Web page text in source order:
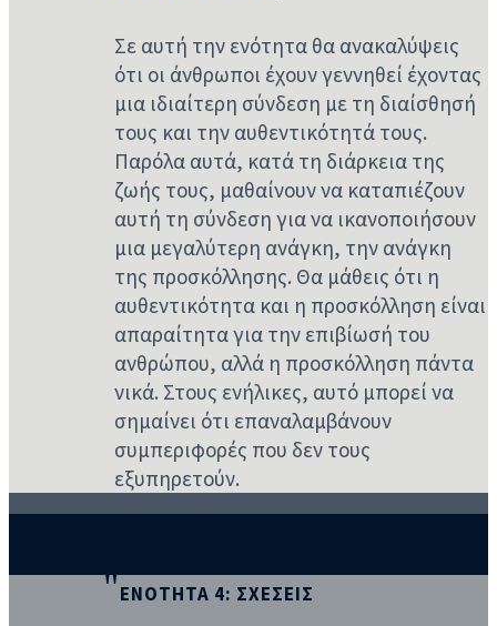
Σε αυτή την ενότητα θα ανακαλύψεις
ότι οι άνθρωποι έχουν γεννηθεί έχοντας
μια ιδιαίτερη σύνδεση με τη διαίσθησή
τους και την αυθεντικότητά τους.
Παρόλα αυτά, κατά τη διάρκεια της
ζωής τους, μαθαίνουν να καταπιέζουν
αυτή τη σύνδεση για να ικανοποιήσουν
μια μεγαλύτερη ανάγκη, την ανάγκη
της προσκόλλησης. Θα μάθεις ότι η
αυθεντικότητα και η προσκόλληση είναι
απαραίτητα για την επιβίωσή του
ανθρώπου, αλλά η προσκόλληση πάντα
νικά. Στους ενήλικες, αυτό μπορεί να
σημαίνει ότι επαναλαμβάνουν
συμπεριφορές που δεν τους
εξυπηρετούν.
ΕΝΟΤΗΤΑ 4: ΣΧΕΣΕΙΣ